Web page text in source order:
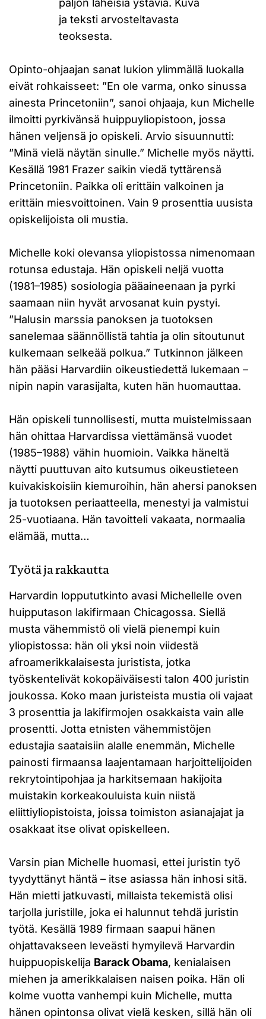
paljon läheisiä ystäviä. Kuva
ja teksti arvosteltavasta
teoksesta.
Opinto-ohjaajan sanat lukion ylimmällä luokalla
eivät rohkaisseet: ”En ole varma, onko sinussa
ainesta Princetoniin”, sanoi ohjaaja, kun Michelle
ilmoitti pyrkivänsä huippuyliopistoon, jossa
hänen veljensä jo opiskeli. Arvio sisuunnutti:
”Minä vielä näytän sinulle.” Michelle myös näytti.
Kesällä 1981 Frazer saikin viedä tyttärensä
Princetoniin. Paikka oli erittäin valkoinen ja
erittäin miesvoittoinen. Vain 9 prosenttia uusista
opiskelijoista oli mustia.
Michelle koki olevansa yliopistossa nimenomaan
rotunsa edustaja. Hän opiskeli neljä vuotta
(1981–1985) sosiologia pääaineenaan ja pyrki
saamaan niin hyvät arvosanat kuin pystyi.
”Halusin marssia panoksen ja tuotoksen
sanelemaa säännöllistä tahtia ja olin sitoutunut
kulkemaan selkeää polkua.” Tutkinnon jälkeen
hän pääsi Harvardiin oikeustiedettä lukemaan –
nipin napin varasijalta, kuten hän huomauttaa.
Hän opiskeli tunnollisesti, mutta muistelmissaan
hän ohittaa Harvardissa viettämänsä vuodet
(1985–1988) vähin huomioin. Vaikka häneltä
näytti puuttuvan aito kutsumus oikeustieteen
kuivakiskoisiin kiemuroihin, hän ahersi panoksen
ja tuotoksen periaatteella, menestyi ja valmistui
25-vuotiaana. Hän tavoitteli vakaata, normaalia
elämää, mutta…
Työtä ja rakkautta
Harvardin loppututkinto avasi Michellelle oven
huipputason lakifirmaan Chicagossa. Siellä
musta vähemmistö oli vielä pienempi kuin
yliopistossa: hän oli yksi noin viidestä
afroamerikkalaisesta juristista, jotka
työskentelivät kokopäiväisesti talon 400 juristin
joukossa. Koko maan juristeista mustia oli vajaat
3 prosenttia ja lakifirmojen osakkaista vain alle
prosentti. Jotta etnisten vähemmistöjen
edustajia saataisiin alalle enemmän, Michelle
painosti firmaansa laajentamaan harjoittelijoiden
rekrytointipohjaa ja harkitsemaan hakijoita
muistakin korkeakouluista kuin niistä
eliittiyliopistoista, joissa toimiston asianajajat ja
osakkaat itse olivat opiskelleen.
Varsin pian Michelle huomasi, ettei juristin työ
tyydyttänyt häntä – itse asiassa hän inhosi sitä.
Hän mietti jatkuvasti, millaista tekemistä olisi
tarjolla juristille, joka ei halunnut tehdä juristin
työtä. Kesällä 1989 firmaan saapui hänen
ohjattavakseen leveästi hymyilevä Harvardin
huippuopiskelija Barack Obama, kenialaisen
miehen ja amerikkalaisen naisen poika. Hän oli
kolme vuotta vanhempi kuin Michelle, mutta
hänen opintonsa olivat vielä kesken, sillä hän oli